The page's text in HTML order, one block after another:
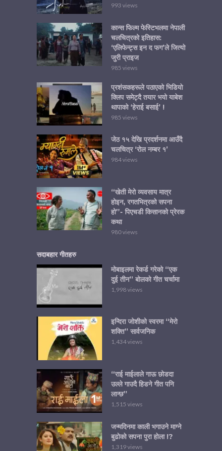
993 views
कान्स फिल्म फेस्टिभलमा नेपाली
चलचित्रको इतिहास:
‘एलिफेन्ट्स इन द फग’ले जित्यो
जुरी प्राइज
985 views
प्रशंसकहरूले पठाएको भिडियो
क्लिप समेट्दै तयार भयो याबेश
थापाको ‘हेराई बसाई’ !
985 views
जेठ १५ देखि प्रदर्शनमा आउँदै
चलचित्र ‘रोल नम्बर १’
984 views
“खेती मेरो व्यवसाय मात्र
होइन, रगतभित्रको सपना
हो”- पिएचडी किसानको प्रेरक
कथा
980 views
सदाबहार गीतहरु
मोबाइलमा रेकर्ड गरेको “एक
दुई तीन” बोलको गीत चर्चामा
1,998 views
इन्दिरा जोशीको स्वरमा “मेरो
शक्ति” सार्वजनिक
1,434 views
“राई माईलाले गाऊ छोडदा
उल्ले गाउदै हिडने गीत पनि
लान्छ”
1,515 views
जन्मदिनमा काली भगाउने माग्ने
बुढोको सपना पुरा होला !?
1,319 views